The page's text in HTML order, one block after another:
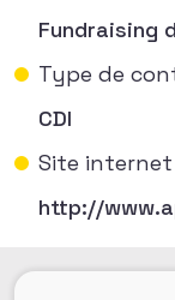
Fundraising
Type de
CDI
Site internet
http://